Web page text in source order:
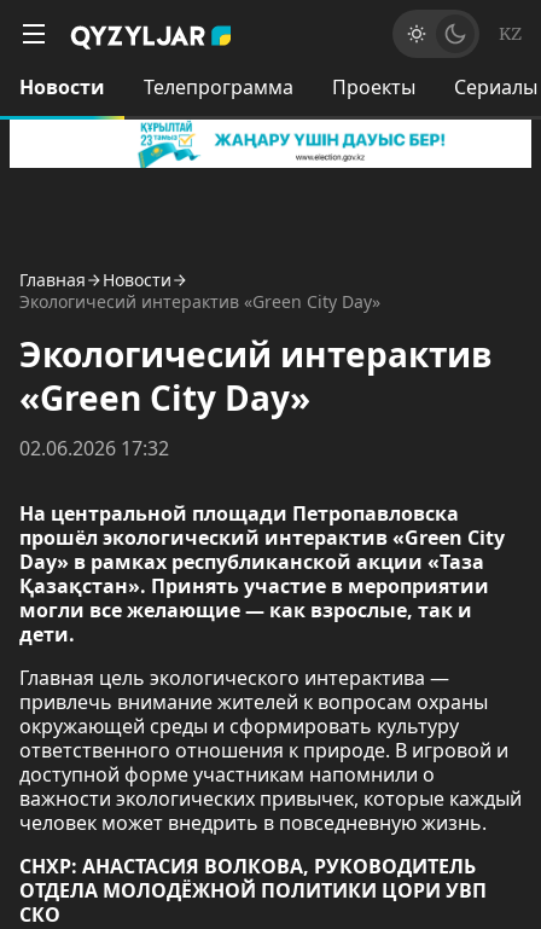
KZ
Новости Телепрограмма Проекты Сериалы
Главная
Новости
Экологичесий интерактив «Green City Day»
Экологичесий интерактив
«Green City Day»
02.06.2026 17:32
На центральной площади Петропавловска
прошёл экологический интерактив «Green City
Day» в рамках республиканской акции «Таза
Қазақстан». Принять участие в мероприятии
могли все желающие — как взрослые, так и
дети.
Главная цель экологического интерактива —
привлечь внимание жителей к вопросам охраны
окружающей среды и сформировать культуру
ответственного отношения к природе. В игровой и
доступной форме участникам напомнили о
важности экологических привычек, которые каждый
человек может внедрить в повседневную жизнь.
СНХР: АНАСТАСИЯ ВОЛКОВА, РУКОВОДИТЕЛЬ
ОТДЕЛА МОЛОДЁЖНОЙ ПОЛИТИКИ ЦОРИ УВП
СКО